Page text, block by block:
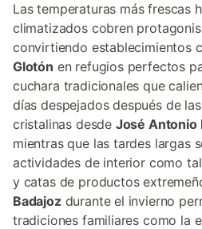
Las temperaturas más frescas
climatizados cobren
convirtiendo establecimientos
Glotón en refugios perfectos
cuchara tradicionales que
días despejados después de
cristalinas desde José Antonio
mientras que las tardes largas
actividades de interior como
y catas de productos
Badajozdurante el invierno
tradiciones familiares como la